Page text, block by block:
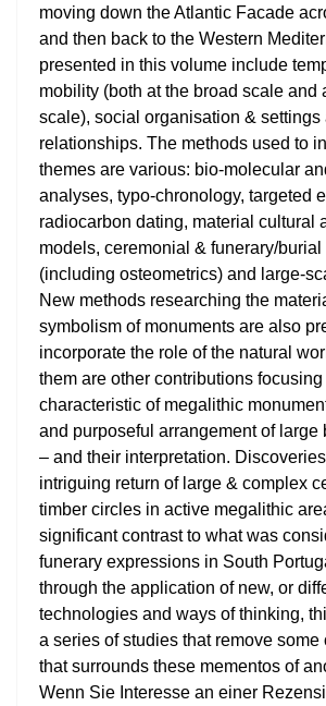
moving down the Atlantic Facade
and then back to the Western
presented in this volume include
mobility (both at the broad scale and
scale), social organisation & settings
relationships. The methods used to
themes are various: bio-molecular
analyses, typo-chronology, targeted
radiocarbon dating, material cultural
models, ceremonial & funerary/
(including osteometrics) and large-
New methods researching the
symbolism of monuments are also
incorporate the role of the natural
them are other contributions
characteristic of megalithic
and purposeful arrangement of large
– and their interpretation.
intriguing return of large & complex
timber circles in active megalithic
significant contrast to what was
funerary expressions in South
through the application of new, or
technologies and ways of thinking,
a series of studies that remove some
that surrounds these mementos of
Wenn Sie Interesse an einer